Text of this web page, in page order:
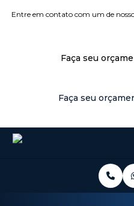
Entre em contato com um de
Faça seu
Faça seu